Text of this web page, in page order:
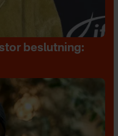
beslutning: